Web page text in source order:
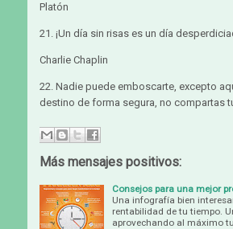
Platón
21. ¡Un día sin risas es un día
Charlie Chaplin
22. Nadie puede emboscarte, excepto
destino de forma segura, no compartas
Más mensajes positivos:
Consejos para una mejor
Una infografía bien
rentabilidad de tu tiempo.
aprovechando al máximo